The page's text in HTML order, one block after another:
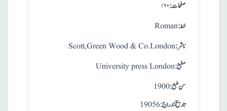
۱۶۰ :صفحات
Roman:خط
Scott,Green Wood & Co.London :ناشر
University press London:مطبع
1900: سن طبع
19056: تاريخ اندراج